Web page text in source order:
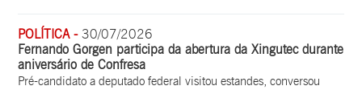
POLÍTICA -30/07/2026
Fernando Gorgen participa da abertura da Xingutec durante
aniversário de Confresa
Pré-candidato a deputado federal visitou estandes, conversou